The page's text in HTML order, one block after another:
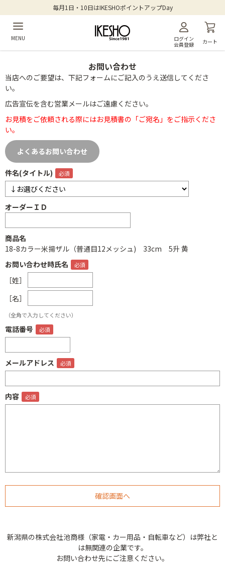
毎月1日・10日はIKESHOポイントアップDay
MENU
ログイン
会員登録
カート
お問い合わせ
当店へのご要望は、下記フォームにご記入のうえ送信してくださ
い。
広告宣伝を含む営業メールはご遠慮ください。
お見積をご依頼される際にはお見積書の「ご宛名」をご指示くださ
い。
よくあるお問い合わせ
件名(タイトル)
オーダーＩＤ
商品名
18-8カラー米揚ザル（普通目12メッシュ) 33cm 5升 黄
お問い合わせ時氏名
［姓］
［名］
（全角で入力してください）
電話番号
メールアドレス
内容
新潟県の株式会社池商様（家電・カー用品・自転車など）は弊社と
は無関連の企業です。
お問い合わせ先にご注意ください。